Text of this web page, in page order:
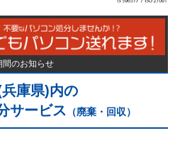
間のお知らせ
庫県)内の
サービス （廃棄・回収）